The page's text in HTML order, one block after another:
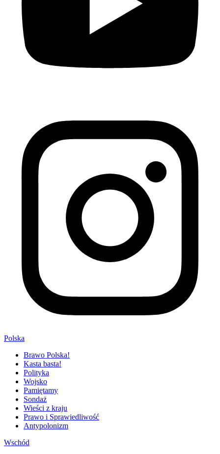
Polska
Brawo Polska!
Kasta basta!
Polityka
Wojsko
Pamiętamy
Sondaż
Wieści z kraju
Prawo i Sprawiedliwość
Antypolonizm
Wschód